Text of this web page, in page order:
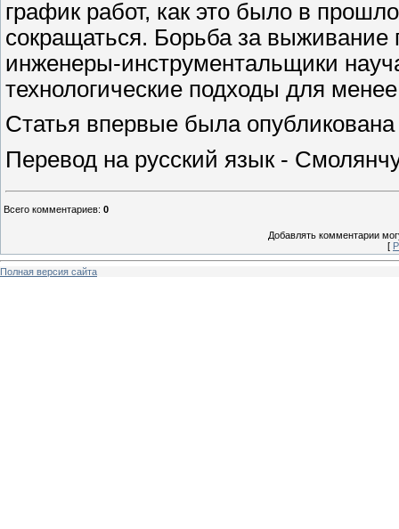
график работ, как это было в
сокращаться. Борьба за выживание
инженеры-инструментальщики
технологические подходы для
Статья впервые была
Перевод на русский язык -
Всего комментариев: 0
Добавлять комментарии
[
Полная версия сайта